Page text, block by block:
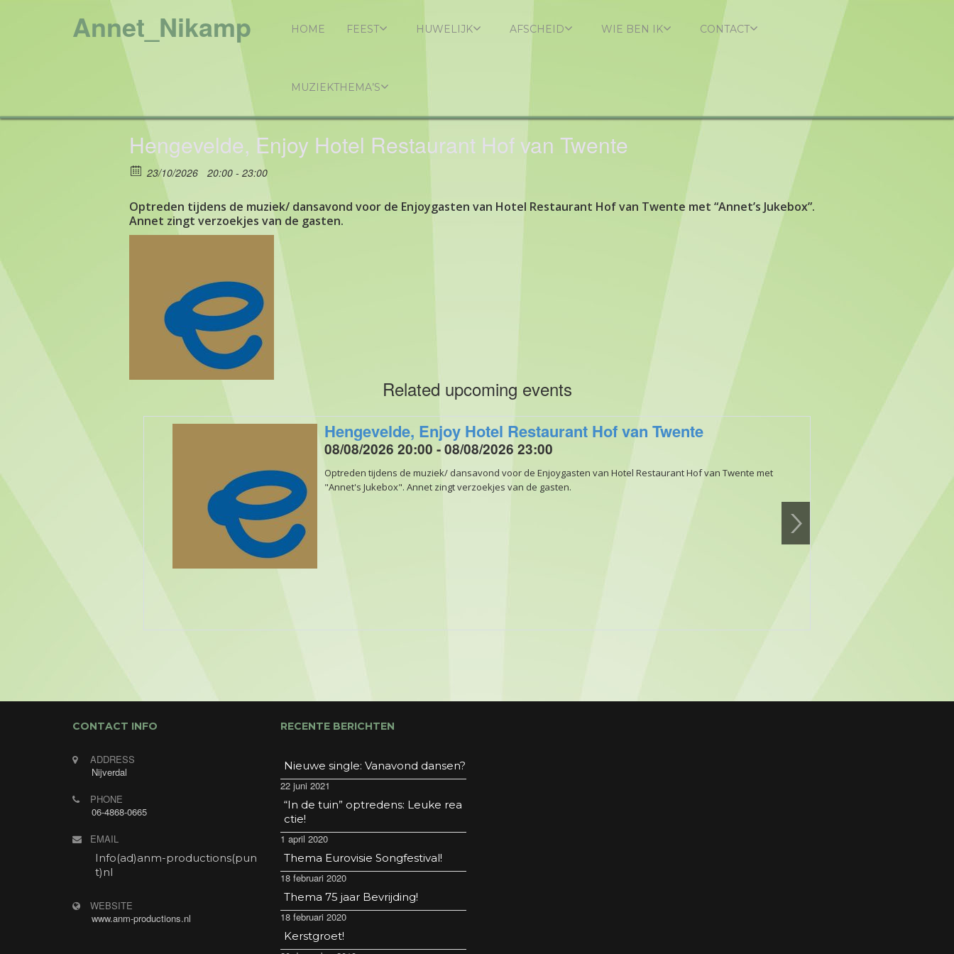
Annet_Nikamp HOME FEEST HUWELIJK AFSCHEID WIE BEN IK CONTACT
MUZIEKTHEMA’S
Hengevelde, Enjoy Hotel Restaurant Hof van Twente
23/10/2026 20:00 - 23:00
Optreden tijdens de muziek/ dansavond voor de Enjoygasten van Hotel Restaurant Hof van Twente met “Annet’s Jukebox”.
Annet zingt verzoekjes van de gasten.
Related upcoming events
Hengevelde, Enjoy Hotel Restaurant Hof van Twente
08/08/2026 20:00 - 08/08/2026 23:00
Optreden tijdens de muziek/ dansavond voor de Enjoygasten van Hotel Restaurant Hof van Twente met
"Annet's Jukebox". Annet zingt verzoekjes van de gasten.
CONTACT INFO
ADDRESS
Nijverdal
PHONE
06-4868-0665
EMAIL
Info(ad)anm-productions(pun
t)nl
WEBSITE
www.anm-productions.nl
RECENTE BERICHTEN
Nieuwe single: Vanavond dansen?
22 juni 2021
“In de tuin” optredens: Leuke rea
ctie!
1 april 2020
Thema Eurovisie Songfestival!
18 februari 2020
Thema 75 jaar Bevrijding!
18 februari 2020
Kerstgroet!